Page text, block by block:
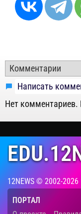
Написать
Нет
12NEWS © 2002-2026
ПОРТАЛ